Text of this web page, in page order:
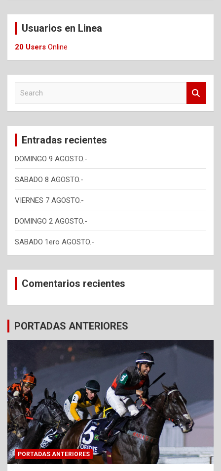
Usuarios en Linea
20 Users Online
c
Entradas recientes
DOMINGO 9 AGOSTO.-
SABADO 8 AGOSTO.-
VIERNES 7 AGOSTO.-
DOMINGO 2 AGOSTO.-
SABADO 1ero AGOSTO.-
Comentarios recientes
PORTADAS ANTERIORES
PORTADAS ANTERIORES